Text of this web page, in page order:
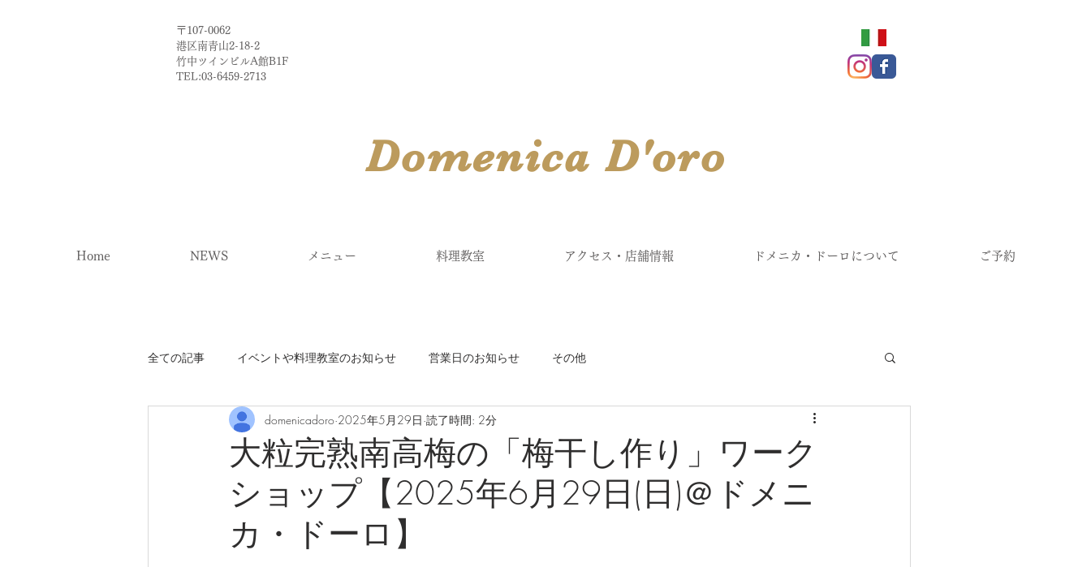
〒107-0062
港区南青山2-18-2​
​竹中ツインビルA館B1F
TEL:03-6459-2713
​Domenica D'oro
Home NEWS メニュー 料理教室 アクセス・店舗情報 ドメニカ・ドーロについて ご予約
全ての記事 イベントや料理教室のお知らせ 営業日のお知らせ その他
大粒完熟南高梅の「梅干し作り」ワーク
ショップ【2025年6月29日(日)＠ドメニ
カ・ドーロ】
domenicadoro 2025年5月29日 読了時間: 2分